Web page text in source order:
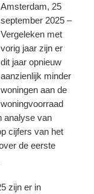
Amsterdam, 25
september 2025 –
Vergeleken met
vorig jaar zijn er
dit jaar opnieuw
aanzienlijk minder
woningen aan de
woningvoorraad
analyse van
cijfers van het
de eerste
zijn er in